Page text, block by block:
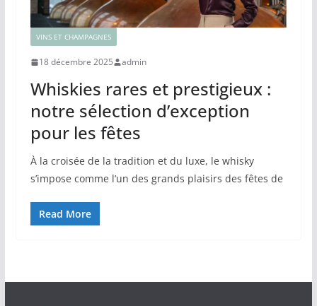
VINS ET CHAMPAGNES
18 décembre 2025 admin
Whiskies rares et prestigieux :
notre sélection d’exception
pour les fêtes
À la croisée de la tradition et du luxe, le whisky
s’impose comme l’un des grands plaisirs des fêtes de
Read More